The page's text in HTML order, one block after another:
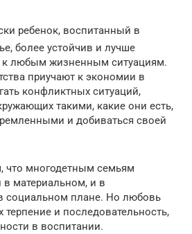
ребенок, воспитанный в
более устойчив и лучше
к любым жизненным ситуациям.
приучают к экономии в
конфликтных ситуаций,
такими, какие они есть,
и добиваться своей
что многодетным семьям
в материальном, и в
социальном плане. Но любовь
терпение и последовательность,
в воспитании.